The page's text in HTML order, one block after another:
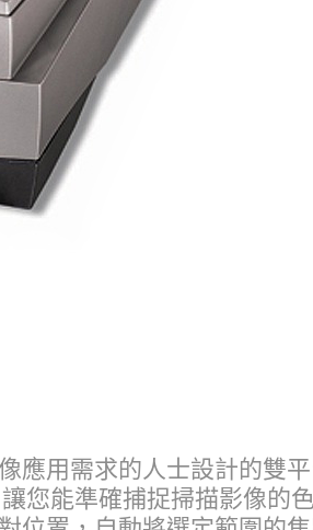
應用需求的人士設計的雙
您能準確捕捉掃描影像的